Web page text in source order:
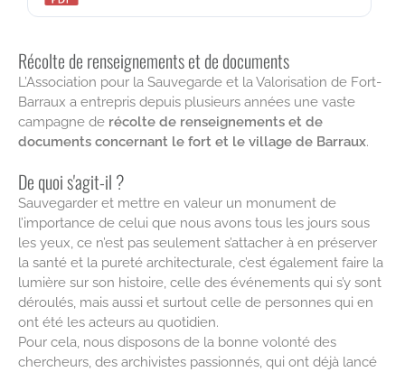
Récolte de renseignements et de documents
L’Association pour la Sauvegarde et la Valorisation de Fort-
Barraux a entrepris depuis plusieurs années une vaste
campagne de récolte de renseignements et de
documents concernant le fort et le village de Barraux.
De quoi s'agit-il ?
Sauvegarder et mettre en valeur un monument de
l’importance de celui que nous avons tous les jours sous
les yeux, ce n’est pas seulement s’attacher à en préserver
la santé et la pureté architecturale, c’est également faire la
lumière sur son histoire, celle des événements qui s’y sont
déroulés, mais aussi et surtout celle de personnes qui en
ont été les acteurs au quotidien.
Pour cela, nous disposons de la bonne volonté des
chercheurs, des archivistes passionnés, qui ont déjà lancé